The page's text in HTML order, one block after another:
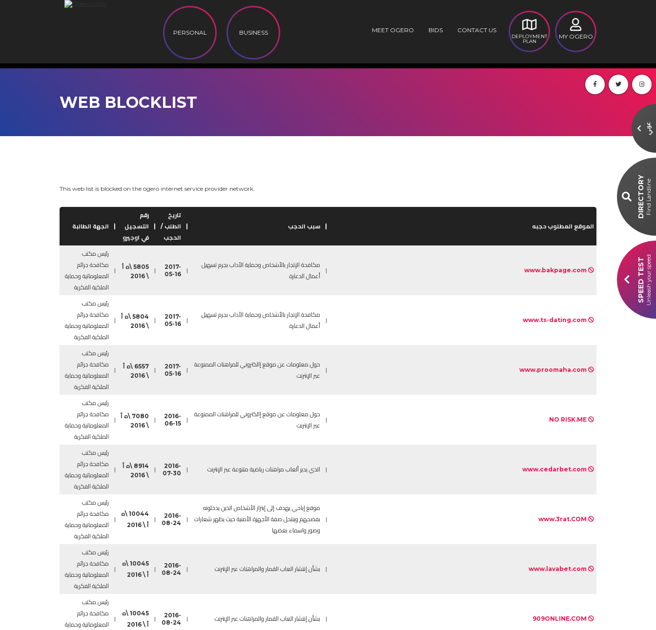
PERSONAL BUSINESS
MY OGERO
DEPLOYMENT
PLAN
CONTACT US
BIDS
MEET OGERO
عربي
DIRECTORYFind Landline
SPEED TESTUnleash your speed
WEB BLOCKLIST
This web list is blocked on the ogero internet service provider network.
الموقع المطلوب حجبه سبب الحجب
تاريخ
الطلب /
الحجب
رقم
التسجيل
في اوجيرو
الجهة الطالبة
|
مكافحة الإتجار بالأشخاص وحماية الأداب بجرم تسهيل
أعمال الدعارة
|
2017-
05-16
|
5805 \ه أ
\ 2016
|
رئيس مكتب
مكافحة جرائم
المعلوماتية وحماية
الملكية الفكرية
|
مكافحة الإتجار بالأشخاص وحماية الأداب بجرم تسهيل
أعمال الدعارة
|
2017-
05-16
|
5804 \ه أ
\ 2016
|
رئيس مكتب
مكافحة جرائم
المعلوماتية وحماية
الملكية الفكرية
|
حول معلومات عن موقع إالكتروني للمراهنات الممنوعة
عبر الإنترنت
|
2017-
05-16
|
6557 \ه أ
\ 2016
|
رئيس مكتب
مكافحة جرائم
المعلوماتية وحماية
الملكية الفكرية
|
حول معلومات عن موقع إالكتروني للمراهنات الممنوعة
عبر الإنترنت
|
2016-
06-15
|
7080 \ه أ
\ 2016
|
رئيس مكتب
مكافحة جرائم
المعلوماتية وحماية
الملكية الفكرية
| الذي يدير ألعاب مراهنات رياضية متنوعة عبر الإنترنت |
2016-
07-30
|
8914 \ه أ
\ 2016
|
رئيس مكتب
مكافحة جرائم
المعلوماتية وحماية
الملكية الفكرية
|
موقع إباحي يهدف إلى إبتزاز الأشخاص الذين يدخلونه
بفضحهم وينتحل صفة الأجهزة الأمنية حيث يظهر شعارات
وصور واسماء بعضها
|
2016-
08-24
|
10044 \ه
أ \ 2016
|
رئيس مكتب
مكافحة جرائم
المعلوماتية وحماية
الملكية الفكرية
| بشأن إنتشار العاب القمار والمراهنات عبر الإنترنت |
2016-
08-24
|
10045 \ه
أ \ 2016
|
رئيس مكتب
مكافحة جرائم
المعلوماتية وحماية
الملكية الفكرية
| بشأن إنتشار العاب القمار والمراهنات عبر الإنترنت |
2016-
08-24
|
10045 \ه
أ \ 2016
|
رئيس مكتب
مكافحة جرائم
المعلوماتية وحماية